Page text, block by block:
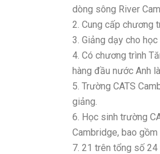
dòng sông River
2. Cung cấp chương
3. Giảng dạy cho
4. Có chương trình
hàng đầu nước Anh
5. Trường CATS
giảng.
6. Học sinh trường
Cambridge, bao
7. 21 trên tổng số